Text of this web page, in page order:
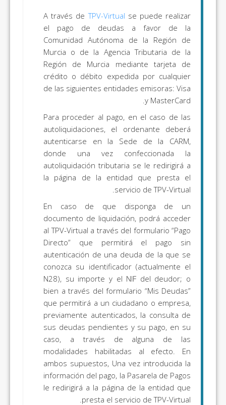
A través deTPV-Virtual se puede realizar
el pago de deudas a favor de la
Comunidad Autónoma de la Región de
Murcia o de la Agencia Tributaria de la
Región de Murcia mediante tarjeta de
crédito o débito expedida por cualquier
de las siguientes entidades emisoras: Visa
y MasterCard.
Para proceder al pago, en el caso de las
autoliquidaciones, el ordenante deberá
autenticarse en la Sede de la CARM,
donde una vez confeccionada la
autoliquidación tributaria se le redirigirá a
la página de la entidad que presta el
servicio de TPV-Virtual.
En caso de que disponga de un
documento de liquidación, podrá acceder
al TPV-Virtual a través del formulario “Pago
Directo” que permitirá el pago sin
autenticación de una deuda de la que se
conozca su identificador (actualmente el
N28), su importe y el NIF del deudor; o
bien a través del formulario “Mis Deudas”
que permitirá a un ciudadano o empresa,
previamente autenticados, la consulta de
sus deudas pendientes y su pago, en su
caso, a través de alguna de las
modalidades habilitadas al efecto. En
ambos supuestos, Una vez introducida la
información del pago, la Pasarela de Pagos
le redirigirá a la página de la entidad que
presta el servicio de TPV-Virtual.